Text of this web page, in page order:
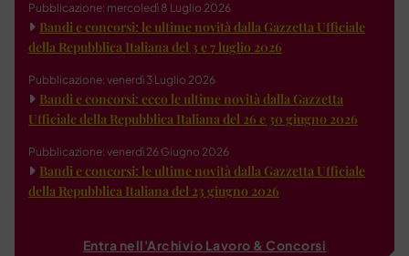
Pubblicazione: mercoledì 8 Luglio 2026
Bandi e concorsi: le ultime novità dalla Gazzetta Ufficiale
della Repubblica Italiana del 3 e 7 luglio 2026
Pubblicazione: venerdì 3 Luglio 2026
Bandi e concorsi: ecco le ultime novità dalla Gazzetta
Ufficiale della Repubblica Italiana del 26 e 30 giugno 2026
Pubblicazione: venerdì 26 Giugno 2026
Bandi e concorsi: le ultime novità dalla Gazzetta Ufficiale
della Repubblica Italiana del 23 giugno 2026
Entra nell'Archivio Lavoro & Concorsi